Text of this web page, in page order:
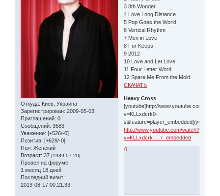
Откуда: Киев, Украина
Зарегистрирован: 2009-05-03
Приглашений: 0
Сообщений: 3583
Уважение: [+526/-0]
Позитив: [+629/-0]
Пол: Женский
Возраст: 37 [1989-07-20]
Провел на форуме:
1 месяц 18 дней
Последний визит:
2013-08-17 00:21:33
3 8th Wonder
4 Love Long Distance
5 Pop Goes the World
6 Vertical Rhythm
7 Men in Love
8 For Keeps
9 2012
10 Love and Let Love
11 Four Letter Word
12 Spare Me From the Mold
СКАЧАТЬ
Heavy Cross
[youtube]http://www.youtube.com/
v=KLLxdcrk0-
s&feature=player_embedded[/youtube]
http://www.youtube.com/watch?
v=KLLxdcrk … r_embedded
0